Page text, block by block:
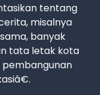
tentang
misalnya
banyak
tata letak kota
pembangunan